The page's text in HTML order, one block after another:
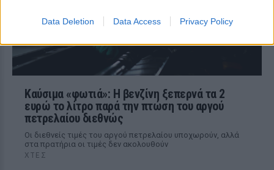
Data Deletion Data Access Privacy Policy
Καύσιμα «φωτιά»: Η βενζίνη ξεπερνά τα 2
ευρώ το λίτρο παρά την πτώση του αργού
πετρελαίου διεθνώς
Οι διεθνείς τιμές του αργού πετρελαίου υποχωρούν, αλλά
στα πρατήρια οι τιμές δεν ακολουθούν
ΧΤΕΣ